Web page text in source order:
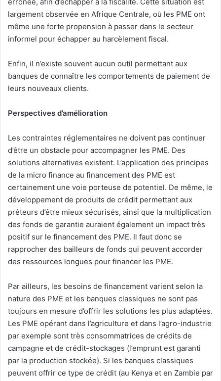
largement observée en Afrique Centrale, où les PME ont
même une forte propension à passer dans le secteur
informel pour échapper au harcèlement fiscal.
Enfin, il n’existe souvent aucun outil permettant aux
banques de connaître les comportements de paiement de
leurs nouveaux clients.
Perspectives d’amélioration
Les contraintes réglementaires ne doivent pas continuer
d’être un obstacle pour accompagner les PME. Des
solutions alternatives existent. L’application des principes
de la micro finance au financement des PME est
certainement une voie porteuse de potentiel. De même, le
développement de produits de crédit permettant aux
prêteurs d’être mieux sécurisés, ainsi que la multiplication
des fonds de garantie auraient également un impact très
positif sur le financement des PME. Il faut donc se
rapprocher des bailleurs de fonds qui peuvent accorder
des ressources longues pour financer les PME.
Par ailleurs, les besoins de financement varient selon la
nature des PME et les banques classiques ne sont pas
toujours en mesure d’offrir les solutions les plus adaptées.
Les PME opérant dans l’agriculture et dans l’agro-industrie
par exemple sont très consommatrices de crédits de
campagne et de crédit-stockages (l’emprunt est garanti
par la production stockée). Si les banques classiques
peuvent offrir ce type de crédit (au Kenya et en Zambie par